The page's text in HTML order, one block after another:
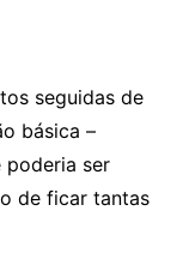
seguidas de
básica –
poderia ser
de ficar tantas